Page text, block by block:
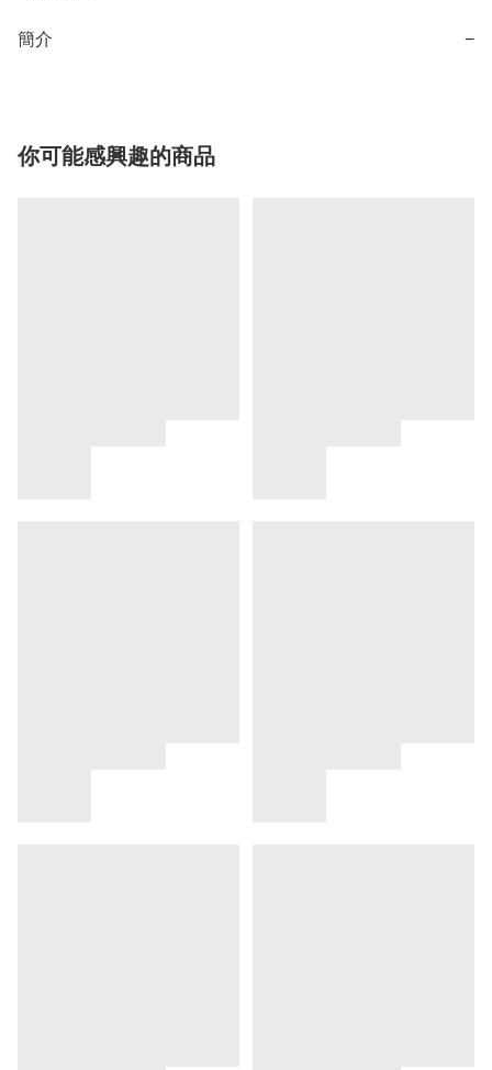
簡介 −
你可能感興趣的商品